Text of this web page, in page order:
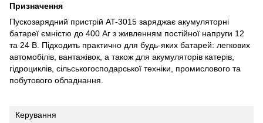
Призначення
Пускозарядний пристрій AT-3015 заряджає акумуляторні
батареї ємністю до 400 Аг з живленням постійної напруги 12
та 24 В. Підходить практично для будь-яких батарей: легкових
автомобілів, вантажівок, а також для акумуляторів катерів,
гідроциклів, сільськогосподарської техніки, промислового та
побутового обладнання.
Керування